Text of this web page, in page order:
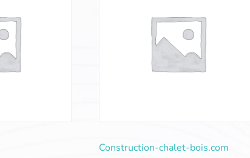
Construction-chalet-bois.com